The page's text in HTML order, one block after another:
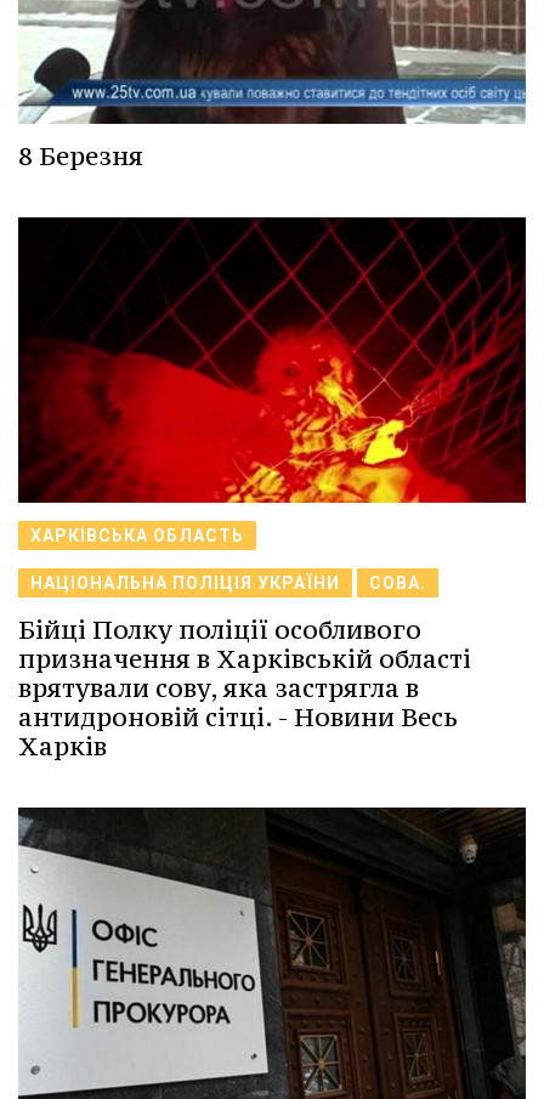
8 Березня
ХАРКІВСЬКА ОБЛАСТЬ
НАЦІОНАЛЬНА ПОЛІЦІЯ УКРАЇНИ СОВА.
Бійці Полку поліції особливого
призначення в Харківській області
врятували сову, яка застрягла в
антидроновій сітці. - Новини Весь
Харків